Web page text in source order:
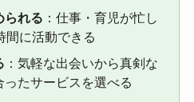
られる ：仕事・育児が忙し
間に活動できる
：気軽な出会いから真剣な
たサービスを選べる